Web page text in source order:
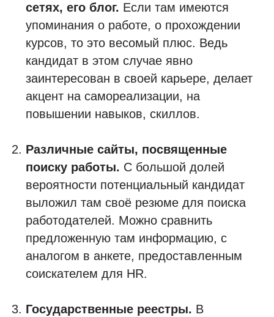
сетях, его блог. Если там имеются
упоминания о работе, о прохождении
курсов, то это весомый плюс. Ведь
кандидат в этом случае явно
заинтересован в своей карьере, делает
акцент на самореализации, на
повышении навыков, скиллов.
Различные сайты, посвященные
поиску работы. С большой долей
вероятности потенциальный кандидат
выложил там своё резюме для поиска
работодателей. Можно сравнить
предложенную там информацию, с
аналогом в анкете, предоставленным
соискателем для HR.
Государственные реестры. В